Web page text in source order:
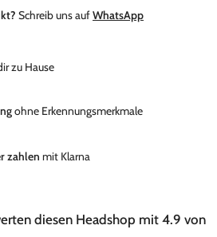
Schreib uns aufWhatsApp
zu Hause
ohne Erkennungsmerkmale
zahlen mit Klarna
diesen Headshop mit 4.9 von